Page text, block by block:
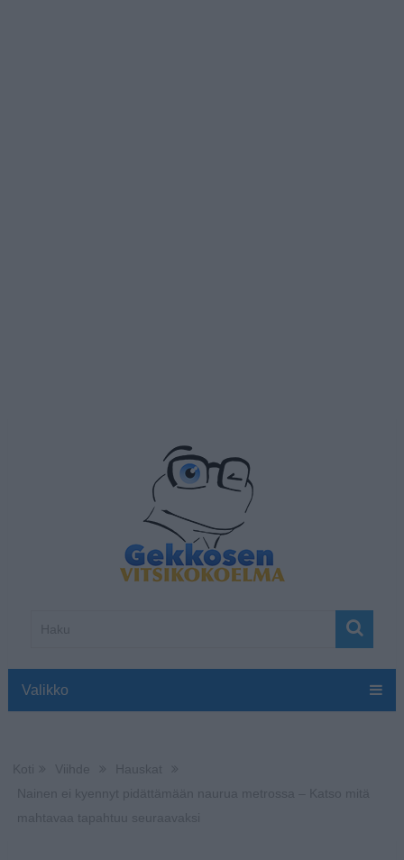
Valikko